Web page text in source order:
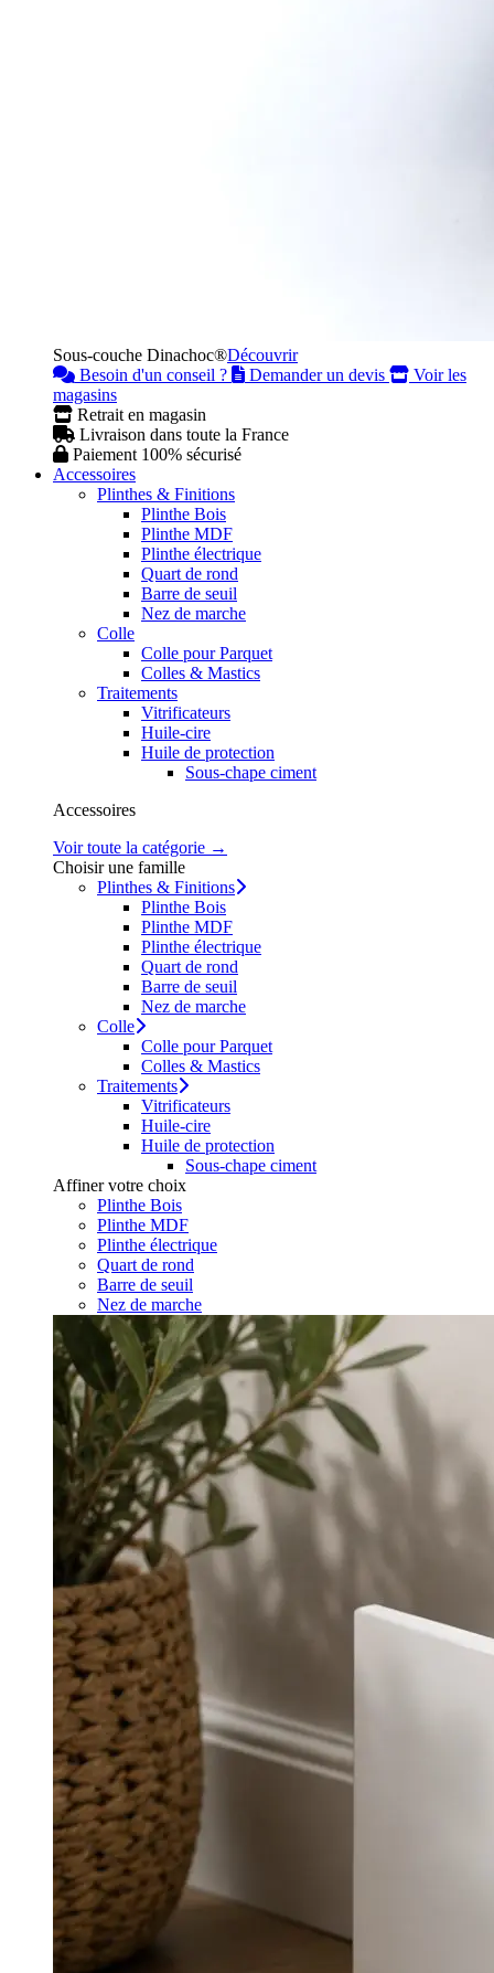
Sous-couche Dinachoc®Découvrir
Besoin d'un conseil ?
Demander un devis
Voir les
magasins
Retrait en magasin
Livraison dans toute la France
Paiement 100% sécurisé
Accessoires
Plinthes & Finitions
Plinthe Bois
Plinthe MDF
Plinthe électrique
Quart de rond
Barre de seuil
Nez de marche
Colle
Colle pour Parquet
Colles & Mastics
Traitements
Vitrificateurs
Huile-cire
Huile de protection
Sous-chape ciment
Accessoires
Voir toute la catégorie →
Choisir une famille
Plinthes & Finitions
Plinthe Bois
Plinthe MDF
Plinthe électrique
Quart de rond
Barre de seuil
Nez de marche
Colle
Colle pour Parquet
Colles & Mastics
Traitements
Vitrificateurs
Huile-cire
Huile de protection
Sous-chape ciment
Affiner votre choix
Plinthe Bois
Plinthe MDF
Plinthe électrique
Quart de rond
Barre de seuil
Nez de marche